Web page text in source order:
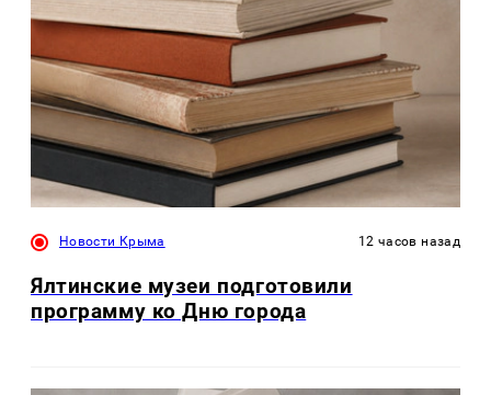
Новости Крыма 12 часов назад
Ялтинские музеи подготовили
программу ко Дню города